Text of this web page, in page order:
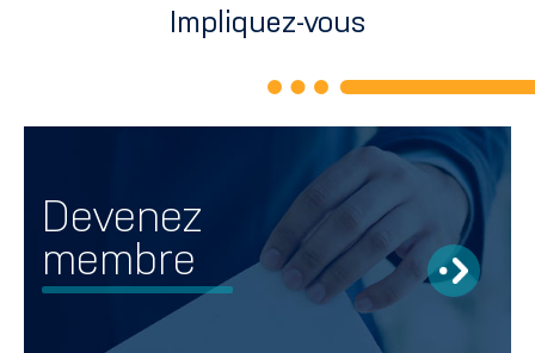
Impliquez-vous
Devenez
membre